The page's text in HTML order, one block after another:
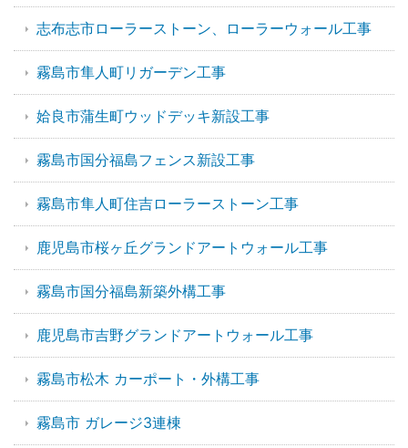
志布志市ローラーストーン、ローラーウォール工事
霧島市隼人町リガーデン工事
姶良市蒲生町ウッドデッキ新設工事
霧島市国分福島フェンス新設工事
霧島市隼人町住吉ローラーストーン工事
鹿児島市桜ヶ丘グランドアートウォール工事
霧島市国分福島新築外構工事
鹿児島市吉野グランドアートウォール工事
霧島市松木 カーポート・外構工事
霧島市 ガレージ3連棟